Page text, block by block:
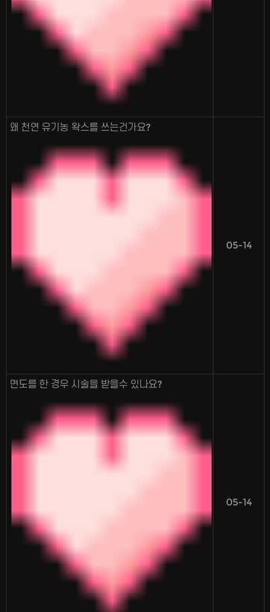
왜 천연 유기농 왁스를 쓰는건가요?
05-14
면도를 한 경우 시술을 받을수 있나요?
05-14